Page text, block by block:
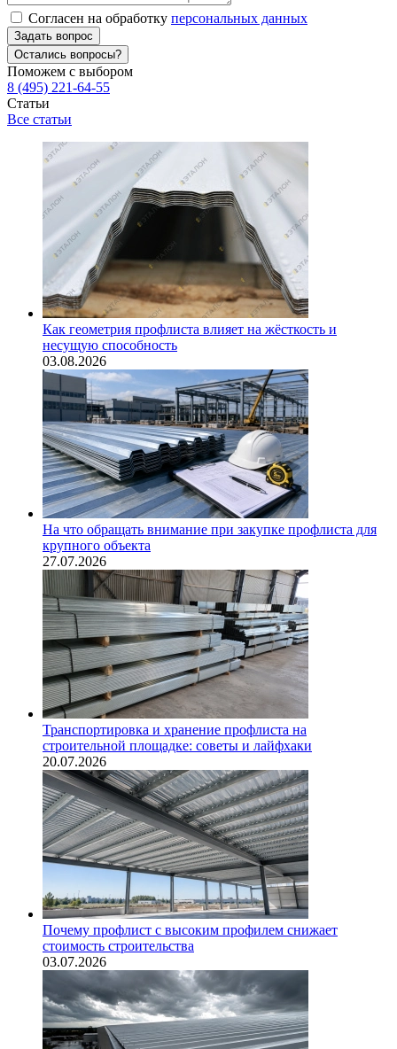
Согласен на обработку персональных данных
Задать вопрос
Остались вопросы?
Поможем с выбором
8 (495) 221-64-55
Статьи
Все статьи
Как геометрия профлиста влияет на жёсткость и
несущую способность
03.08.2026
На что обращать внимание при закупке профлиста для
крупного объекта
27.07.2026
Транспортировка и хранение профлиста на
строительной площадке: советы и лайфхаки
20.07.2026
Почему профлист с высоким профилем снижает
стоимость строительства
03.07.2026